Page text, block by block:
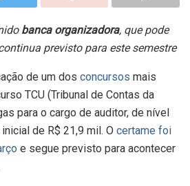
banca organizadora, que pode
previsto para este semestre
de um dos concursos mais
TCU (Tribunal de Contas da
para o cargo de auditor, de nível
de R$ 21,9 mil. O certame foi
e segue previsto para acontecer